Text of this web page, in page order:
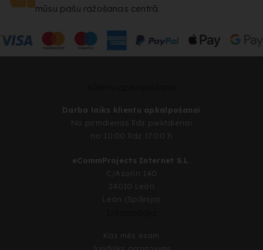
mūsu pašu ražošanas centrā.
Darba laiks klientu apkalpošanai
No pirmdienas līdz piektdienai
no 10:00 līdz 17:00 h
eCommProjects Internet S.L.
C/Azorín 140
24010 León
León (Spānija)
Kas mēs esam